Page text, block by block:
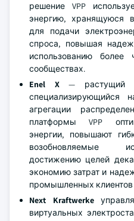
решение VPP
энергию, хранящуюся
для подачи
спроса, повышая
использованию
сообществах.
Enel X— растущий
специализирующийся
агрегации
платформы VPP
энергии, повышают
возобновляемые
достижению целей
экономию затрат и
промышленных
Next Kraftwerke
виртуальных